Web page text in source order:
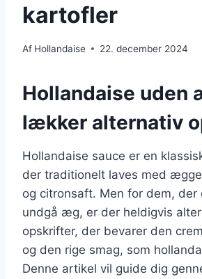
kartofler
Af Hollandaise 22. december 2024
Hollandaise uden
lækker alternativ
Hollandaise sauce er en
der traditionelt laves med
og citronsaft. Men for dem, der
undgå æg, er der heldigvis
opskrifter, der bevarer den
og den rige smag, som
Denne artikel vil guide dig